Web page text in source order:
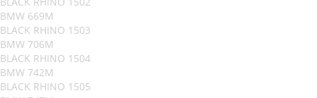
BMW 669M
BLACK RHINO 1503
BMW 706M
BLACK RHINO 1504
BMW 742M
BLACK RHINO 1505